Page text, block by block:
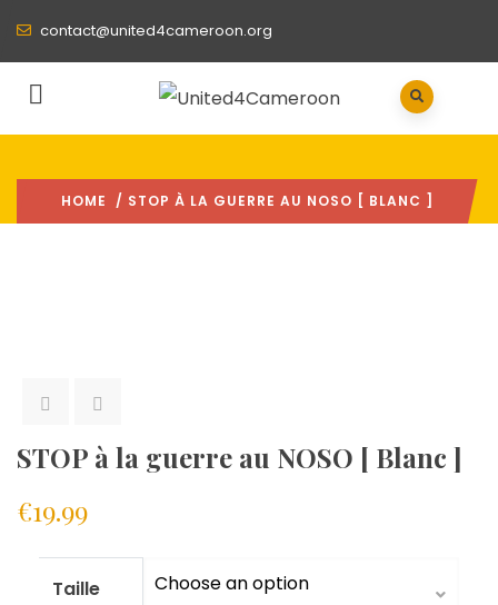
contact@united4cameroon.org
HOME / STOP À LA GUERRE AU NOSO [ BLANC ]
STOP à la guerre au NOSO [ Blanc ]
€19.99
Taille